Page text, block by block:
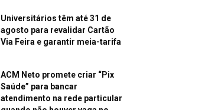
Universitários têm até 31 de
agosto para revalidar Cartão
Via Feira e garantir meia-tarifa
ACM Neto promete criar “Pix
Saúde” para bancar
atendimento na rede particular